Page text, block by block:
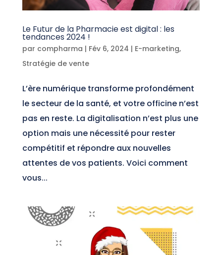
Le Futur de la Pharmacie est digital : les
tendances 2024 !
par compharma | Fév 6, 2024 | E-marketing,
Stratégie de vente
L’ère numérique transforme profondément
le secteur de la santé, et votre officine n’est
pas en reste. La digitalisation n’est plus une
option mais une nécessité pour rester
compétitif et répondre aux nouvelles
attentes de vos patients. Voici comment
vous...